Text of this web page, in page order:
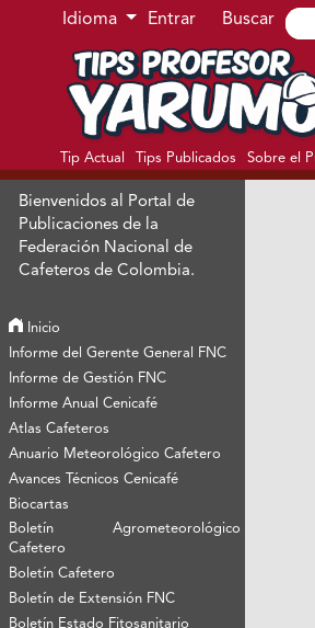
Ir al menú de navegación principal
Ir al contenido principal
Ir al pie de página del sitio
Idioma Entrar Buscar
Tip Actual Tips Publicados Sobre el
Bienvenidos al Portal de
Publicaciones de la
Federación Nacional de
Cafeteros de Colombia.
Inicio
Informe del Gerente General FNC
Informe de Gestión FNC
Informe Anual Cenicafé
Atlas Cafeteros
Anuario Meteorológico Cafetero
Avances Técnicos Cenicafé
Biocartas
Boletín Agrometeorológico
Cafetero
Boletín Cafetero
Boletín de Extensión FNC
Boletín Estado Fitosanitario